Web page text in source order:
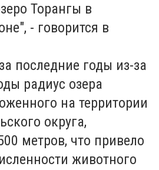
Торангы в
- говорится в
последние годы из-за
радиус озера
на территории
округа,
метров, что привело
животного